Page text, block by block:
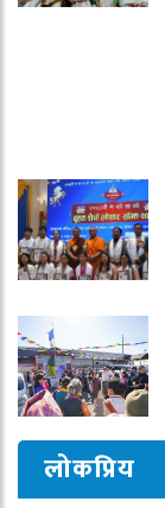
लोकप्रिय